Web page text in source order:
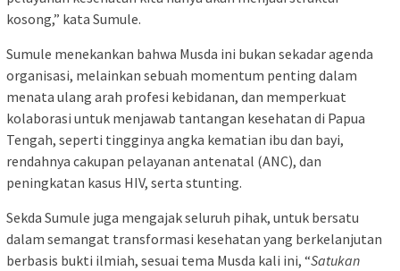
kosong,” kata Sumule.
Sumule menekankan bahwa Musda ini bukan sekadar agenda
organisasi, melainkan sebuah momentum penting dalam
menata ulang arah profesi kebidanan, dan memperkuat
kolaborasi untuk menjawab tantangan kesehatan di Papua
Tengah, seperti tingginya angka kematian ibu dan bayi,
rendahnya cakupan pelayanan antenatal (ANC), dan
peningkatan kasus HIV, serta stunting.
Sekda Sumule juga mengajak seluruh pihak, untuk bersatu
dalam semangat transformasi kesehatan yang berkelanjutan
berbasis bukti ilmiah, sesuai tema Musda kali ini, “Satukan